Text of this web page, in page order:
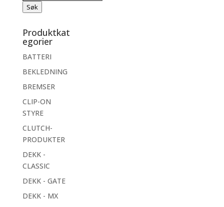
etter:
Søk
Produktkat
egorier
BATTERI
BEKLEDNING
BREMSER
CLIP-ON
STYRE
CLUTCH-
PRODUKTER
DEKK -
CLASSIC
DEKK - GATE
DEKK - MX